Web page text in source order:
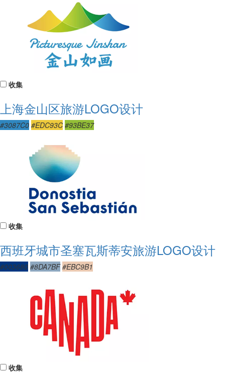
收集
上海金山区旅游LOGO设计
#3087C0 #EDC93C #93BE37
收集
西班牙城市圣塞瓦斯蒂安旅游LOGO设计
#003680 #8DA7BF #EBC9B1
收集